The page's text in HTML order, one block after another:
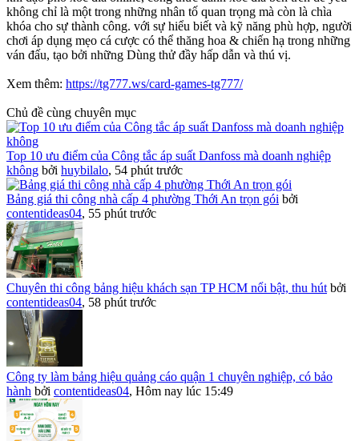
không chỉ là một trong những nhân tố quan trọng mà còn là chìa
khóa cho sự thành công. với sự hiểu biết và kỹ năng phù hợp, người
chơi áp dụng mẹo cá cược có thể thăng hoa & chiến hạ trong những
ván đấu, tạo bởi những Dùng thử đầy hấp dẫn và thú vị.
Xem thêm: https://tg777.ws/card-games-tg777/
Chủ đề cùng chuyên mục
Top 10 ưu điểm của Công tắc áp suất Danfoss mà doanh nghiệp
không bởi huybilalo, 54 phút trước
Bảng giá thi công nhà cấp 4 phường Thới An trọn gói bởi
contentideas04, 55 phút trước
Chuyên thi công bảng hiệu khách sạn TP HCM nổi bật, thu hút bởi
contentideas04, 58 phút trước
Công ty làm bảng hiệu quảng cáo quận 1 chuyên nghiệp, có bảo
hành bởi contentideas04, Hôm nay lúc 15:49